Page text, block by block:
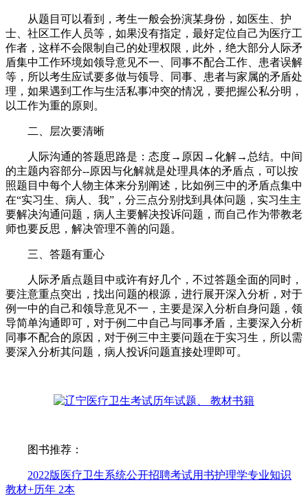
从题目可以看到，考生一般会扮演某身份，如医生、护
士、社区工作人员等，如果没有指定，最好定位自己为医疗工
作者，这样不会限制自己的处理权限，此外，绝大部分人际矛
盾集中工作环境如领导意见不一、同事不配合工作、患者误解
等，所以考生应试要多做与领导、同事、患者与家属的矛盾处
理，如果遇到工作与生活私事冲突的情况，要把握公私分明，
以工作为重的原则。
二、层次要清晰
人际沟通的答题思路是：态度→原因→化解→总结。中间
的主题内容部分--原因与化解就是处理具体的矛盾点，可以按
照题目中每个人物主体来分别阐述，比如例三中的矛盾点集中
在“实习生、病人、我”，分三点分别找到具体问题，实习生主
要解决沟通问题，病人主要解决投诉问题，而自己作为带教老
师也要反思，解决管理不善的问题。
三、答题有重心
人际矛盾点题目中或许有好几个，不过答题全面的同时，
要注意重点突出，找出问题的根源，进行展开深入分析，对于
例一中的自己和领导意见不一，主要是深入分析自身问题，领
导简单沟通即可，对于例二中自己与同事矛盾，主要深入分析
同事不配合的原因，对于例三中主要问题在于实习生，所以需
要深入分析其问题，病人投诉问题直接处理即可。
图书推荐：
2022版医疗卫生系统公开招聘考试用书护理学专业知识
教材+历年 2本